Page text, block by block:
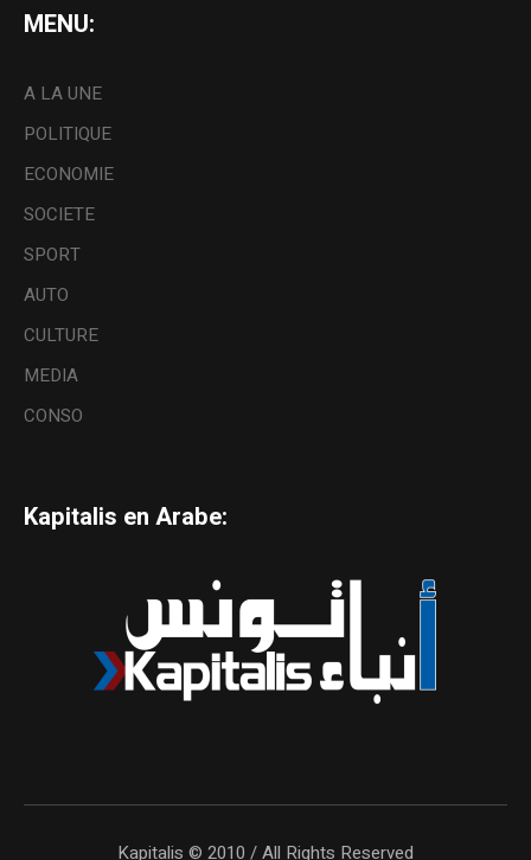
MENU:
A LA UNE
POLITIQUE
ECONOMIE
SOCIETE
SPORT
AUTO
CULTURE
MEDIA
CONSO
Kapitalis en Arabe:
Kapitalis © 2010 / All Rights Reserved